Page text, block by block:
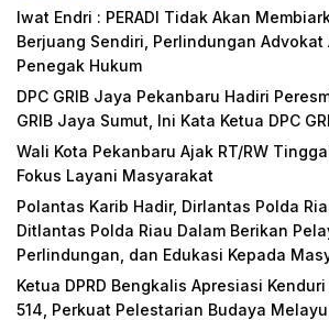
Iwat Endri : PERADI Tidak Akan
Berjuang Sendiri, Perlindungan
Penegak Hukum
DPC GRIB Jaya Pekanbaru Hadiri
GRIB Jaya Sumut, Ini Kata Ketua DPC
Wali Kota Pekanbaru Ajak RT/RW
Fokus Layani Masyarakat
Polantas Karib Hadir, Dirlantas Polda
Ditlantas Polda Riau Dalam Berikan
Perlindungan, dan Edukasi Kepada
Ketua DPRD Bengkalis Apresiasi
514, Perkuat Pelestarian Budaya Melayu